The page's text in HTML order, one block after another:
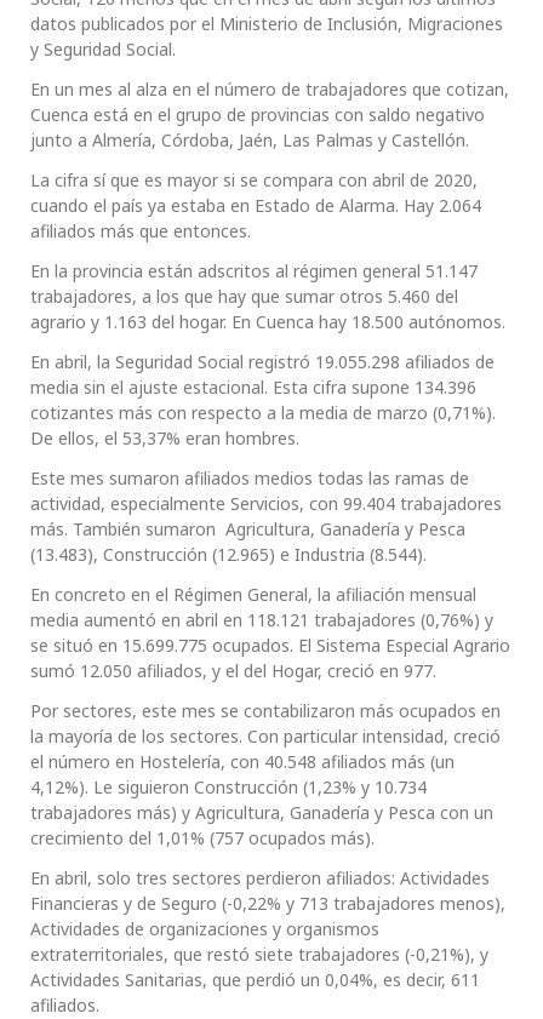
datos publicados por el Ministerio de Inclusión, Migraciones
y Seguridad Social.
En un mes al alza en el número de trabajadores que cotizan,
Cuenca está en el grupo de provincias con saldo negativo
junto a Almería, Córdoba, Jaén, Las Palmas y Castellón.
La cifra sí que es mayor si se compara con abril de 2020,
cuando el país ya estaba en Estado de Alarma. Hay 2.064
afiliados más que entonces.
En la provincia están adscritos al régimen general 51.147
trabajadores, a los que hay que sumar otros 5.460 del
agrario y 1.163 del hogar. En Cuenca hay 18.500 autónomos.
En abril, la Seguridad Social registró 19.055.298 afiliados de
media sin el ajuste estacional. Esta cifra supone 134.396
cotizantes más con respecto a la media de marzo (0,71%).
De ellos, el 53,37% eran hombres.
Este mes sumaron afiliados medios todas las ramas de
actividad, especialmente Servicios, con 99.404 trabajadores
más. También sumaron Agricultura, Ganadería y Pesca
(13.483), Construcción (12.965) e Industria (8.544).
En concreto en el Régimen General, la afiliación mensual
media aumentó en abril en 118.121 trabajadores (0,76%) y
se situó en 15.699.775 ocupados. El Sistema Especial Agrario
sumó 12.050 afiliados, y el del Hogar, creció en 977.
Por sectores, este mes se contabilizaron más ocupados en
la mayoría de los sectores. Con particular intensidad, creció
el número en Hostelería, con 40.548 afiliados más (un
4,12%). Le siguieron Construcción (1,23% y 10.734
trabajadores más) y Agricultura, Ganadería y Pesca con un
crecimiento del 1,01% (757 ocupados más).
En abril, solo tres sectores perdieron afiliados: Actividades
Financieras y de Seguro (-0,22% y 713 trabajadores menos),
Actividades de organizaciones y organismos
extraterritoriales, que restó siete trabajadores (-0,21%), y
Actividades Sanitarias, que perdió un 0,04%, es decir, 611
afiliados.